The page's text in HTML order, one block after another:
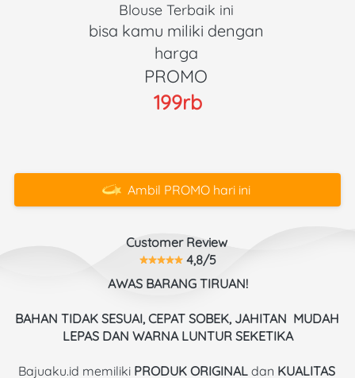
Blouse Terbaik ini
bisa kamu miliki dengan
harga
PROMO
199rb
` Ambil PROMO hari ini
Customer Review
4,8/5
AWAS BARANG TIRUAN!
BAHAN TIDAK SESUAI, CEPAT SOBEK, JAHITAN  MUDAH
LEPAS DAN WARNA LUNTUR SEKETIKA
Bajuaku.id memiliki PRODUK ORIGINAL dan KUALITAS